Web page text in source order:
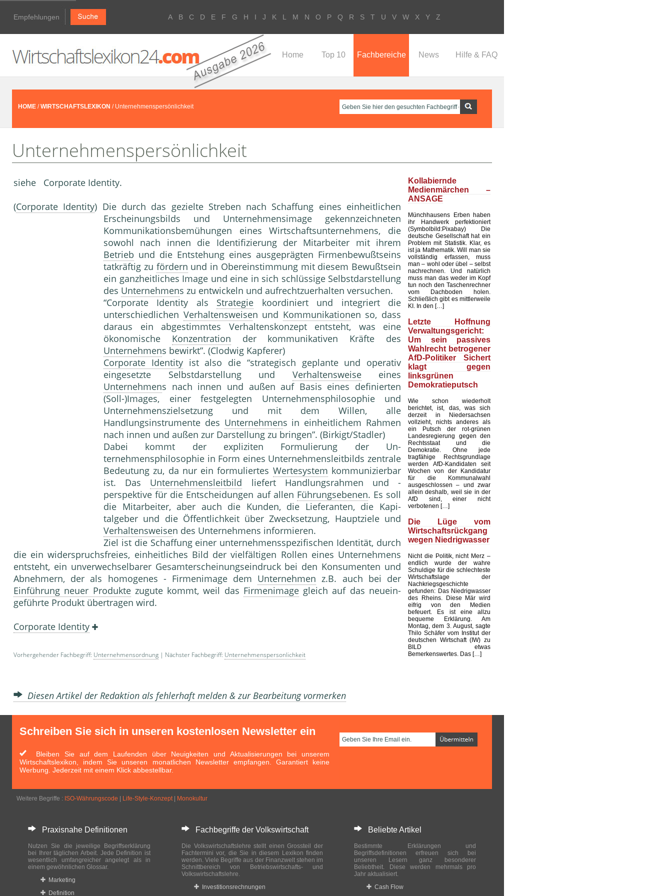
Empfehlungen A B C D E F G H I J K L M N O P Q R S T U V W X Y Z
Home Top 10 Fachbereiche News Hilfe & FAQ
HOME /WIRTSCHAFTSLEXIKON / Unternehmenspersönlichkeit
Unternehmenspersönlichkeit
siehe Corporate Identity.
(Corporate Identity) Die durch das gezielte Streben nach Schaffung eines einheitlichen
Erscheinungsbilds und Unternehmensimage gekennzeichneten
Kommunikationsbemühungen eines Wirtschafts­unternehmens, die
sowohl nach innen die Identi­fizierung der Mitarbeiter mit ihrem
Betrieb und die Entstehung eines ausgeprägten Firmenbewußt­seins
tatkräftig zu fördern und in Obereinstim­mung mit diesem Bewußtsein
ein ganzheitliches Image und eine in sich schlüssige Selbstdar­stellung
des Unternehmens zu entwickeln und aufrechtzuerhalten versuchen.
“Corporate Identity als Strategie koordiniert und integriert die
unterschiedlichen Verhaltensweisen und Kommunikationen so, dass
daraus ein abge­stimmtes Verhaltenskonzept entsteht, was eine
ökonomische Konzentration der kommunikativen Kräfte des
Unternehmens bewirkt”. (Clodwig Kapferer)
Corporate Identityist also die “strategisch ge­plante und operativ
eingesetzte Selbstdarstel­lung und Verhaltensweiseeines
Unternehmens nach innen und außen auf Basis eines definier­ten
(Soll-)Images, einer festgelegten Unterneh­mensphilosophie und
Unternehmenszielsetzung und mit dem Willen, alle
Handlungsinstrumente des Unternehmens in einheitlichem Rahmen
nach innen und außen zur Darstellung zu brin­gen”. (Birkigt/Stadler)
Dabei kommt der expliziten Formulierung der Un­
ternehmensphilosophie in Form eines Unterneh­mensleitbilds zentrale
Bedeutung zu, da nur ein formuliertes Wertesystem kommunizierbar
ist. Das Unternehmensleitbild liefert Handlungsrah­men und -
perspektive für die Entscheidungen auf allen Führungsebenen. Es soll
die Mitarbeiter, aber auch die Kunden, die Lieferanten, die Kapi­
talgeber und die Öffentlichkeit über Zweckset­zung, Hauptziele und
Verhaltensweisen des Un­ternehmens informieren.
Ziel ist die Schaffung einer unternehmensspezifi­schen Identität, durch
die ein widerspruchsfreies, einheitliches Bild der vielfältigen Rollen eines Un­ternehmens
entsteht, ein unverwechselbarer Ge­samterscheinungseindruck bei den Konsumen­ten und
Abnehmern, der als homogenes - Fir­menimage dem Unternehmen z.B. auch bei der
Einführung neuer Produktezugute kommt, weil das Firmenimagegleich auf das neuein­
geführte Produkt übertragen wird.
Corporate Identity
Vorhergehender Fachbegriff: Unternehmensordnung | Nächster Fachbegriff: Unternehmenspersonlichkeit
Diesen Artikel der Redaktion als fehlerhaft melden & zur Bearbeitung vormerken
Kollabiernde
Medienmärchen –
ANSAGE
Münchhausens Erben haben
ihr Handwerk perfektioniert
(Symbolbild:Pixabay) Die
deutsche Gesellschaft hat ein
Problem mit Statistik. Klar, es
ist ja Mathematik. Will man sie
vollständig erfassen, muss
man – wohl oder übel – selbst
nachrechnen. Und natürlich
muss man das weder im Kopf
tun noch den Taschenrechner
vom Dachboden holen.
Schließlich gibt es mittlerweile
KI. In den […]
Letzte Hoffnung
Verwaltungsgericht:
Um sein passives
Wahlrecht betrogener
AfD-Politiker Sichert
klagt gegen
linksgrünen
Demokratieputsch
Wie schon wiederholt
berichtet, ist, das, was sich
derzeit in Niedersachsen
vollzieht, nichts anderes als
ein Putsch der rot-grünen
Landesregierung gegen den
Rechtsstaat und die
Demokratie. Ohne jede
tragfähige Rechtsgrundlage
werden AfD-Kandidaten seit
Wochen von der Kandidatur
für die Kommunalwahl
ausgeschlossen – und zwar
allein deshalb, weil sie in der
AfD sind, einer nicht
verbotenen […]
Die Lüge vom
Wirtschaftsrückgang
wegen Niedrigwasser
Nicht die Politik, nicht Merz –
endlich wurde der wahre
Schuldige für die schlechteste
Wirtschaftslage der
Nachkriegsgeschichte
gefunden: Das Niedrigwasser
des Rheins. Diese Mär wird
eifrig von den Medien
befeuert. Es ist eine allzu
bequeme Erklärung. Am
Montag, dem 3. August, sagte
Thilo Schäfer vom Institut der
deutschen Wirtschaft (IW) zu
BILD etwas
Bemerkenswertes. Das […]
Schreiben Sie sich in unseren kostenlosen Newsletter ein
Bleiben Sie auf dem Laufenden über Neuigkeiten und Aktualisierungen bei unserem
Wirtschaftslexikon, indem Sie unseren monatlichen Newsletter empfangen. Garantiert keine
Werbung. Jederzeit mit einem Klick abbestellbar.
Weitere Begriffe : ISO-Währungscode Life-Style-Konzept| Monokultur
Praxisnahe Definitionen
Nutzen Sie die jeweilige Begriffserklärung
bei Ihrer täglichen Arbeit. Jede Definition ist
wesentlich umfangreicher angelegt als in
einem gewöhnlichen Glossar.
Marketing
Definition
Fachbegriffe der Volkswirtschaft
Die Volkswirtschaftslehre stellt einen Grossteil der
Fachtermini vor, die Sie in diesem Lexikon finden
werden. Viele Begriffe aus der Finanzwelt stehen im
Schnittbereich von Betriebswirtschafts- und
Volkswirtschaftslehre.
Investitionsrechnungen
Beliebte Artikel
Bestimmte Erklärungen und
Begriffsdefinitionen erfreuen sich bei
unseren Lesern ganz besonderer
Beliebtheit. Diese werden mehrmals pro
Jahr aktualisiert.
Cash Flow